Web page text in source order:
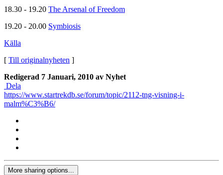
18.30 - 19.20 The Arsenal of Freedom
19.20 - 20.00 Symbiosis
Källa
[ Till originalnyheten ]
Redigerad 7 Januari, 2010 av Nyhet
Dela
https://www.startrekdb.se/forum/topic/2112-tng-visning-i-
malm%C3%B6/
More sharing options...